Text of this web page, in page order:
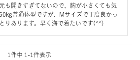
も開きすぎてないので、胸が小さくても気
普通体型ですが、Mサイズで丁度良かっ
りあります。早く海で着たいです(^^)
1件中 1 -1件表示